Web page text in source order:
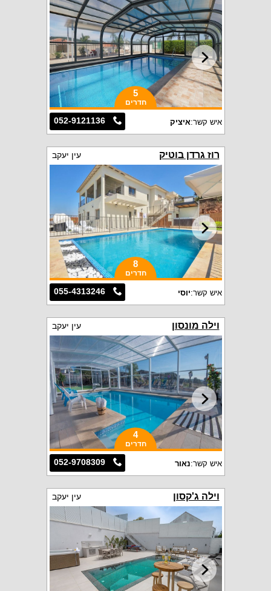
5
חדרים
052-9121136 איש קשר:איציק
רוז גרדן בוטיק עין יעקב
8
חדרים
055-4313246 איש קשר:יוסי
וילה מונסון עין יעקב
4
חדרים
052-9708309 איש קשר:נאור
וילה ג'קסון עין יעקב